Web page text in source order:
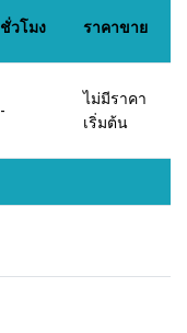
ชั่วโมง ราคาขาย
-
ไม่มีราคา
เริ่มต้น